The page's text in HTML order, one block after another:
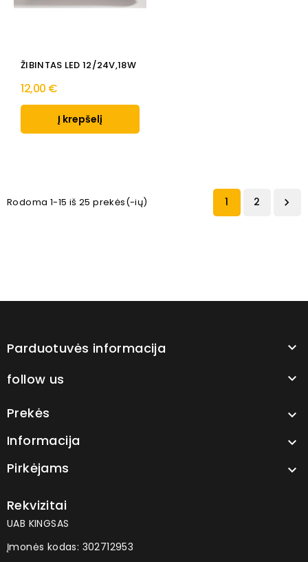
ŽIBINTAS LED 12/24V,18W
12,00 €
Į krepšelį
Rodoma 1-15 iš 25 prekės(-ių) 1 2 
Parduotuvės informacija 
follow us 
Prekės 
Informacija 
Pirkėjams 
Rekvizitai
UAB KINGSAS
Įmonės kodas: 302712953